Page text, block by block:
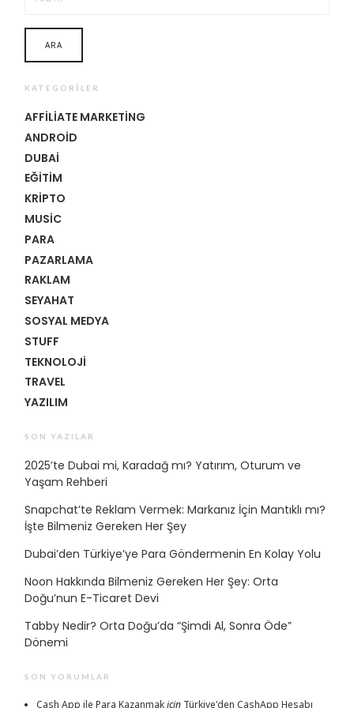
KATEGORILER
AFFILIATE MARKETING
ANDROID
DUBAI
EĞITIM
KRIPTO
MUSIC
PARA
PAZARLAMA
RAKLAM
SEYAHAT
SOSYAL MEDYA
STUFF
TEKNOLOJI
TRAVEL
YAZILIM
SON YAZILAR
2025’te Dubai mi, Karadağ mı? Yatırım, Oturum ve
Yaşam Rehberi
Snapchat’te Reklam Vermek: Markanız İçin Mantıklı mı?
İşte Bilmeniz Gereken Her Şey
Dubai’den Türkiye’ye Para Göndermenin En Kolay Yolu
Noon Hakkında Bilmeniz Gereken Her Şey: Orta
Doğu’nun E-Ticaret Devi
Tabby Nedir? Orta Doğu’da “Şimdi Al, Sonra Öde”
Dönemi
SON YORUMLAR
Cash App ile Para Kazanmakiçin Türkiye'den CashApp Hesabı